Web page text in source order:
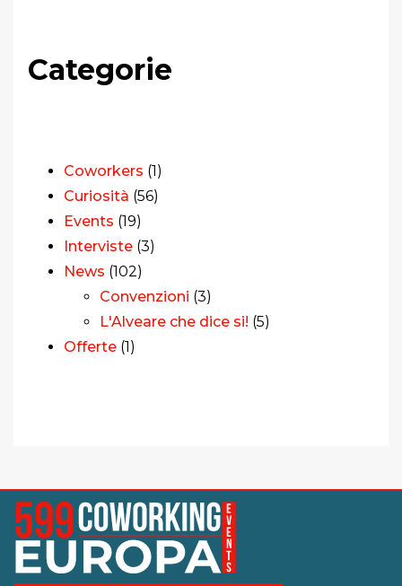
Categorie
Coworkers (1)
Curiosità (56)
Events (19)
Interviste (3)
News (102)
Convenzioni (3)
L'Alveare che dice si! (5)
Offerte (1)